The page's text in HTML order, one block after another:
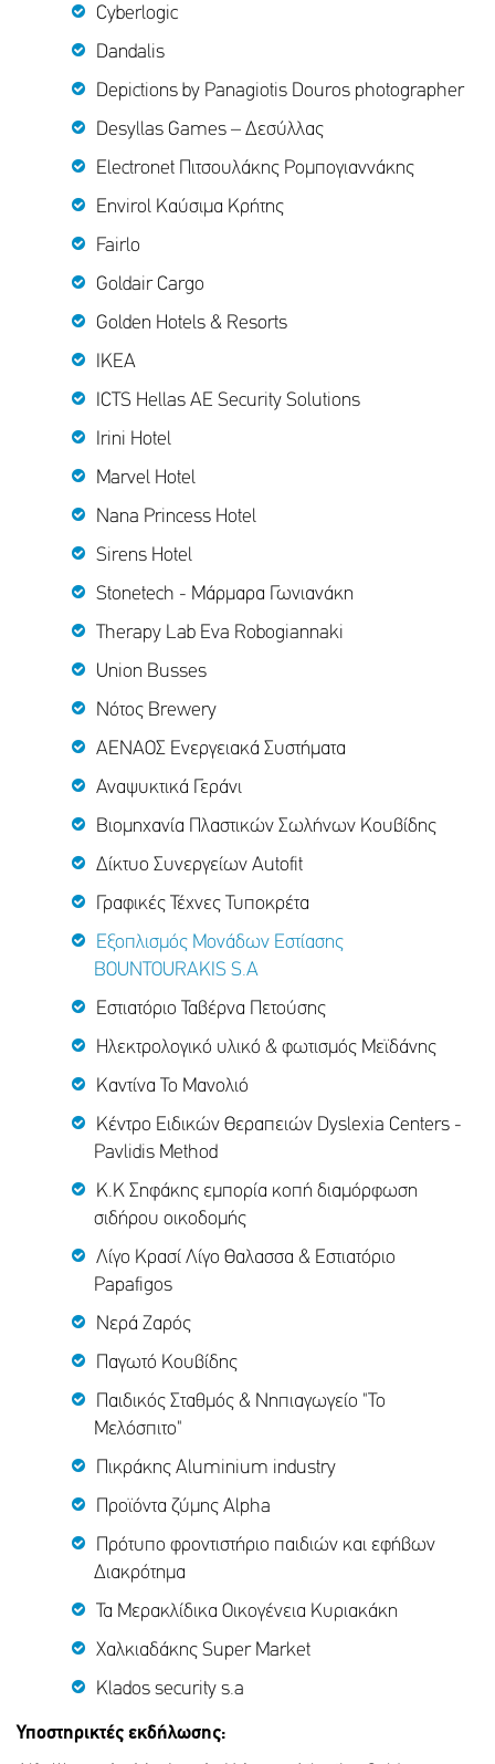
Cyberlogic
Dandalis
Depictions by Panagiotis Douros photographer
Desyllas Games – Δεσύλλας
Electronet Πιτσουλάκης Ρομπογιαννάκης
Envirol Καύσιμα Κρήτης
Fairlo
Goldair Cargo
Golden Hotels & Resorts
ΙΚΕΑ
ICTS Hellas ΑΕ Security Solutions
Irini Hotel
Marvel Hotel
Nana Princess Hotel
Sirens Hotel
Stonetech - Μάρμαρα Γωνιανάκη
Therapy Lab Eva Robogiannaki
Union Busses
Νότος Brewery
ΑΕΝΑΟΣ Ενεργειακά Συστήματα
Αναψυκτικά Γεράνι
Βιομηχανία Πλαστικών Σωλήνων Κουβίδης
Δίκτυο Συνεργείων Autofit
Γραφικές Τέχνες Τυποκρέτα
Εξοπλισμός Μονάδων Εστίασης
BOUNTOURAKIS S.A
Εστιατόριο Ταβέρνα Πετούσης
Ηλεκτρολογικό υλικό & φωτισμός Μεϊδάνης
Καντίνα Το Μανολιό
Κέντρο Ειδικών Θεραπειών Dyslexia Centers -
Pavlidis Method
K.K Σηφάκης εμπορία κοπή διαμόρφωση
σιδήρου οικοδομής
Λίγο Κρασί Λίγο Θαλασσα & Εστιατόριο
Papafigos
Νερά Zαρός
Παγωτό Κουβίδης
Παιδικός Σταθμός & Νηπιαγωγείο "Το
Μελόσπιτο"
Πικράκης Aluminium industry
Προϊόντα ζύμης Alpha
Πρότυπο φροντιστήριο παιδιών και εφήβων
Διακρότημα
Τα Μερακλίδικα Οικογένεια Κυριακάκη
Χαλκιαδάκης Super Market
Klados security s.a
Υποστηρικτές εκδήλωσης: